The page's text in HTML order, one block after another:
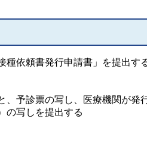
種依頼書発行申請書」を提出す
、予診票の写し、医療機関が発
の写しを提出する